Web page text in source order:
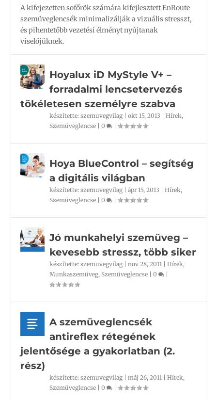
A kifejezetten sofőrök számára kifejlesztett EnRoute
szemüveglencsék minimalizálják a vizuális stresszt,
és pihentetőbb vezetési élményt nyújtanak
viselőjüknek.
Hoyalux iD MyStyle V+ –
forradalmi lencsetervezés
tökéletesen személyre szabva
készítette:szemuvegvilag |okt 15, 2013 |Hírek,
Szemüveglencse |0 |
Hoya BlueControl – segítség
a digitális világban
készítette:szemuvegvilag |ápr 15, 2013 |Hírek,
Szemüveglencse |0 |
Jó munkahelyi szemüveg –
kevesebb stressz, több siker
készítette:szemuvegvilag |nov 28, 2011 |Hírek,
Munkaszemüveg, Szemüveglencse |0
A szemüveglencsék
antireflex rétegének
jelentősége a gyakorlatban (2.
rész)
készítette:szemuvegvilag |máj 26, 2011 |Hírek,
Szemüveglencse |0 |